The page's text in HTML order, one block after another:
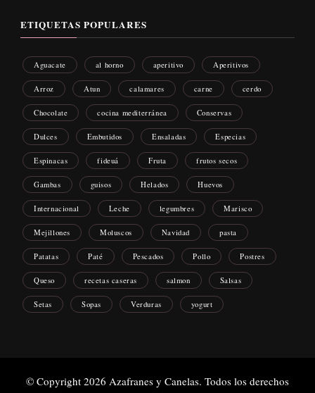
ETIQUETAS POPULARES
Aguacate al horno aperitivo Aperitivos
Arroz Atun calamares carne cerdo
Chocolate cocina mediterránea Conservas
Dulces Embutidos Ensaladas Especias
Espinacas fideuá Fruta frutos secos
Gambas guisos Helados Huevos
Internacional Leche legumbres Marisco
Mejillones Moluscos Navidad pasta
Patatas Paté Pescados Pollo Postres
Queso recetas caseras salmon Salsas
Setas Sopas Verduras yogurt
© Copyright 2026 Azafranes y Canelas. Todos los derechos